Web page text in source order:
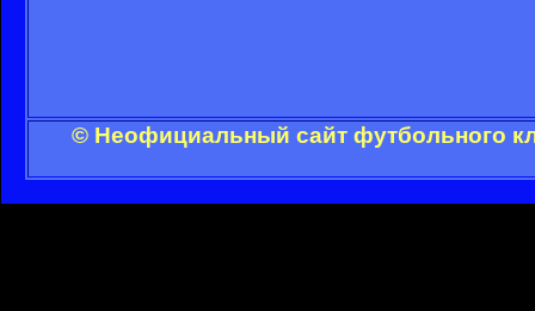
© Неофициальный сайт футбольного